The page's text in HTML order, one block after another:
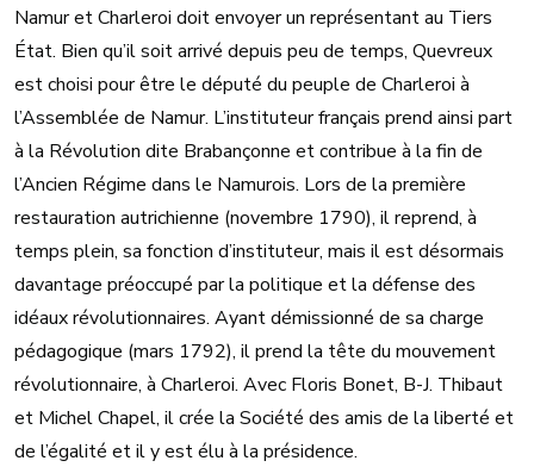
Namur et Charleroi doit envoyer un représentant au Tiers
État. Bien qu’il soit arrivé depuis peu de temps, Quevreux
est choisi pour être le député du peuple de Charleroi à
l’Assemblée de Namur. L’instituteur français prend ainsi part
à la Révolution dite Brabançonne et contribue à la fin de
l’Ancien Régime dans le Namurois. Lors de la première
restauration autrichienne (novembre 1790), il reprend, à
temps plein, sa fonction d’instituteur, mais il est désormais
davantage préoccupé par la politique et la défense des
idéaux révolutionnaires. Ayant démissionné de sa charge
pédagogique (mars 1792), il prend la tête du mouvement
révolutionnaire, à Charleroi. Avec Floris Bonet, B-J. Thibaut
et Michel Chapel, il crée la Société des amis de la liberté et
de l’égalité et il y est élu à la présidence.